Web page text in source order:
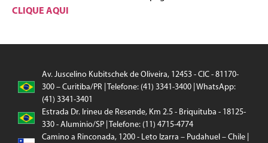
CLIQUE AQUI
Av. Juscelino Kubitschek de Oliveira, 12453 - CIC - 81170-
300 – Curitiba/PR | Telefone: (41) 3341-3400 | WhatsApp:
(41) 3341-3401
Estrada Dr. Irineu de Resende, Km 2.5 - Briquituba - 18125-
330 - Aluminio/SP | Telefone: (11) 4715-4774
Camino a Rinconada, 1200 - Leto Izarra – Pudahuel – Chile |